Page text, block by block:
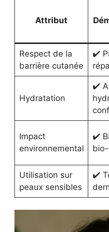
Attribut
Respect de la
barrière cutanée
✔️
Hydratation
✔️
Impact
environnemental
✔️
Utilisation sur
peaux sensibles
✔️